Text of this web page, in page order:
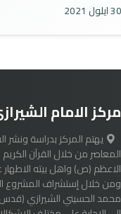
مركز الامام
يهتم المركز بدراسة ونشر
المعاصر من خلال القرآن
الاعظم (ص) واهل بيته الاطهار
ومن خلال إستشراف المشروع
محمد الحسيني الشيرازي